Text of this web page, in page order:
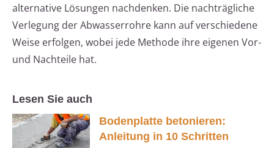
alternative Lösungen nachdenken. Die nachträgliche
Verlegung der Abwasserrohre kann auf verschiedene
Weise erfolgen, wobei jede Methode ihre eigenen Vor-
und Nachteile hat.
Lesen Sie auch
Bodenplatte betonieren:
Anleitung in 10 Schritten